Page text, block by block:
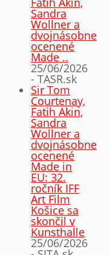
Sandra
Wollner a
dvojnásobne
ocenené
Made ..
25/06/2026
- TASR.sk
Sir Tom
Courtenay,
Fatih Akin,
Sandra
Wollner a
dvojnásobne
ocenené
Made in
EU: 32.
ročník IFF
Art Film
Košice sa
skončil v
Kunsthalle
25/06/2026